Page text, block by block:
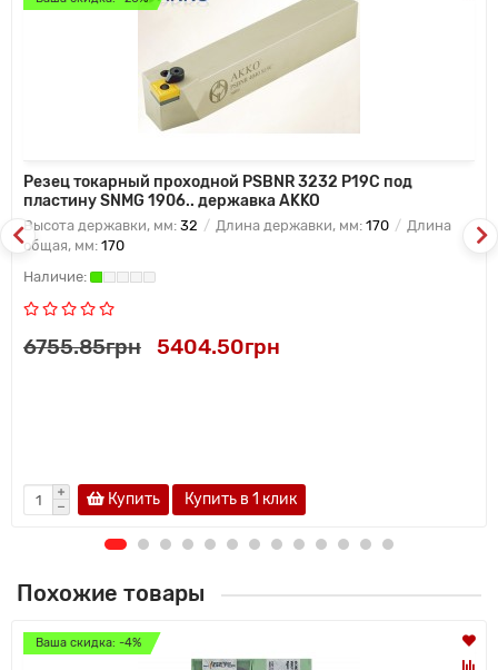
Резец токарный проходной PSBNR 3232 P19C под
пластину SNMG 1906.. державка AKKO
Высота державки, мм: 32 Длина державки, мм: 170
Длина
общая, мм: 170
6755.85грн 5404.50грн
Купить Купить в 1 клик
Похожие товары
Ваша скидка: -4%